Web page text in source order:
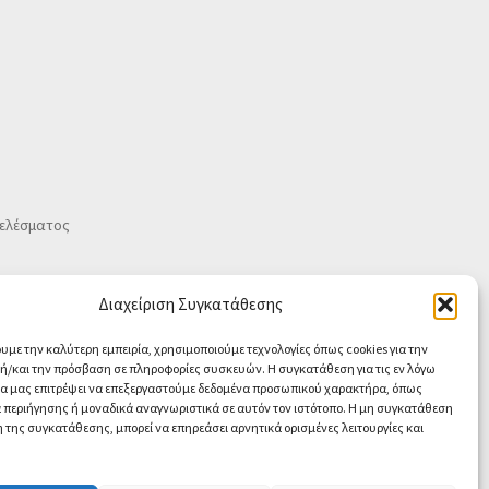
Διαχείριση Συγκατάθεσης
την καλύτερη εμπειρία, χρησιμοποιούμε τεχνολογίες όπως cookies για την
και την πρόσβαση σε πληροφορίες συσκευών. Η συγκατάθεση για τις εν λόγω
μας επιτρέψει να επεξεργαστούμε δεδομένα προσωπικού χαρακτήρα, όπως
ή μοναδικά αναγνωριστικά σε αυτόν τον ιστότοπο. Η μη συγκατάθεση
συγκατάθεσης, μπορεί να επηρεάσει αρνητικά ορισμένες λειτουργίες και